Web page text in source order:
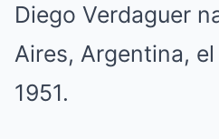
Diego Verdaguer
Aires, Argentina,
1951.